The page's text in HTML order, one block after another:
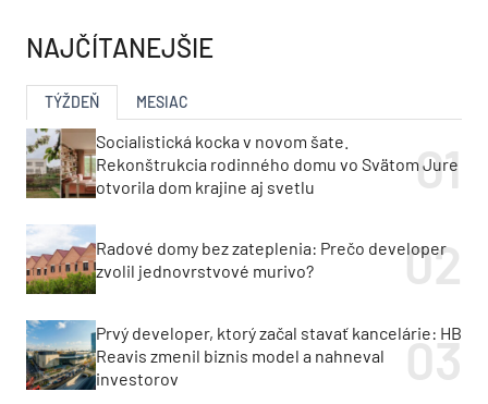
NAJČÍTANEJŠIE
TÝŽDEŇ MESIAC
Socialistická kocka v novom šate.
Rekonštrukcia rodinného domu vo Svätom Jure
otvorila dom krajine aj svetlu
Radové domy bez zateplenia: Prečo developer
zvolil jednovrstvové murivo?
Prvý developer, ktorý začal stavať kancelárie: HB
Reavis zmenil biznis model a nahneval
investorov